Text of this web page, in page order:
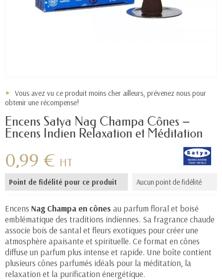
Vous avez vu ce produit moins cher ailleurs, prévenez nous pour
obtenir une récompense!
Encens Satya Nag Champa Cônes –
Encens Indien Relaxation et Méditation
0,99 € HT
Point de fidélité pour ce produit Aucun point de fidélité
Encens Nag Champa en cônes au parfum floral et boisé
emblématique des traditions indiennes. Sa fragrance chaude
associe bois de santal et fleurs exotiques pour créer une
atmosphère apaisante et spirituelle. Ce format en cônes
diffuse un parfum plus intense et rapide. Une boîte contient
plusieurs cônes parfumés idéals pour la méditation, la
relaxation et la purification énergétique.